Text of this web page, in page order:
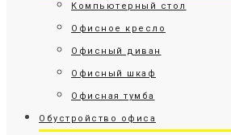
Компьютерный стол
Офисное кресло
Офисный диван
Офисный шкаф
Офисная тумба
Обустройство офиса